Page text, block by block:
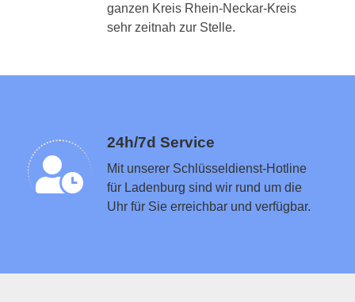
ganzen Kreis Rhein-Neckar-Kreis
sehr zeitnah zur Stelle.
24h/7d Service
Mit unserer Schlüsseldienst-Hotline
für Ladenburg sind wir rund um die
Uhr für Sie erreichbar und verfügbar.
Schlüsseldienst in der Nähe vermitteln